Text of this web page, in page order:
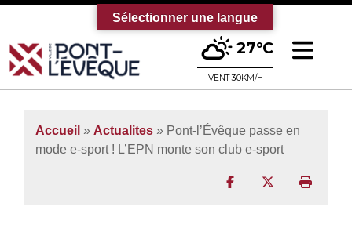
Bienvenue sur le site officiel de la
27°C
VENT 30KM/H
Accueil » Actualites » Pont-l’Évêque passe en
mode e-sport ! L’EPN monte son club e-sport
Partager surPartager sur
Sélectionner une langue